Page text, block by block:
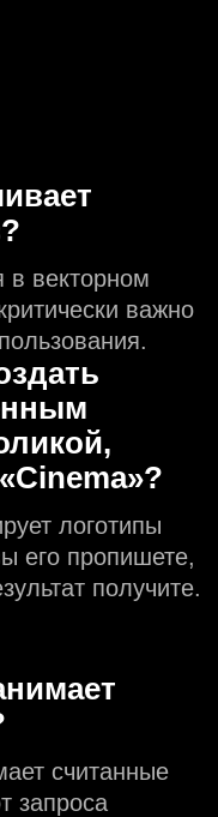
в векторном
важно
логотипы
его пропишете,
получите.
считанные
запроса